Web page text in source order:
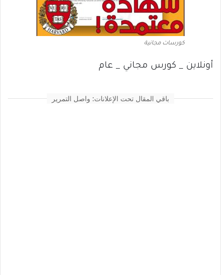
كورسات مجانية
أونلاين _ كورس مجاني _ عام
باقي المقال تحت الإعلانات: واصل التمرير